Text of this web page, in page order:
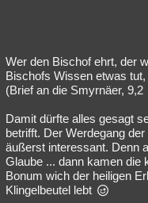
Wer den Bischof ehrt, der
Bischofs Wissen etwas
(Brief an die Smyrnäer, 9,2
Damit dürfte alles gesagt
betrifft. Der Werdegang
äußerst interessant. Denn
Glaube ... dann kamen die
Bonum wich der heiligen
Klingelbeutel lebt